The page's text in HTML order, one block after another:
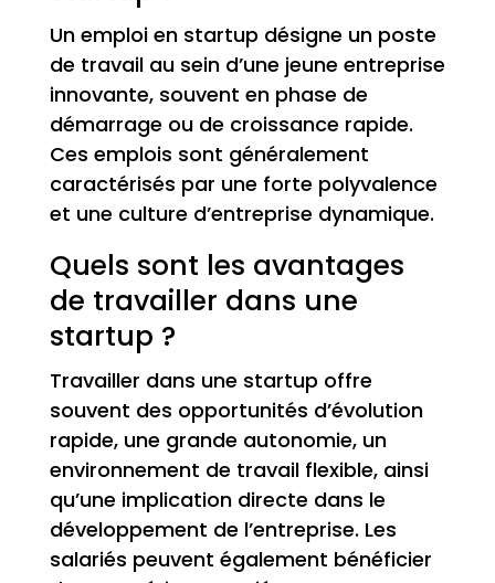
Un emploi en startup désigne un poste
de travail au sein d’une jeune entreprise
innovante, souvent en phase de
démarrage ou de croissance rapide.
Ces emplois sont généralement
caractérisés par une forte polyvalence
et une culture d’entreprise dynamique.
Quels sont les avantages
de travailler dans une
startup ?
Travailler dans une startup offre
souvent des opportunités d’évolution
rapide, une grande autonomie, un
environnement de travail flexible, ainsi
qu’une implication directe dans le
développement de l’entreprise. Les
salariés peuvent également bénéficier